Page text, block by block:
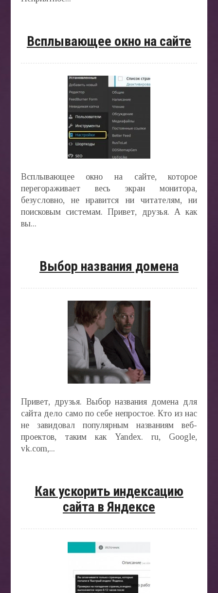
Всплывающее окно на сайте
Всплывающее окно на сайте, которое
перегораживает весь экран монитора,
безусловно, не нравится ни читателям, ни
поисковым системам. Привет, друзья. А как
вы...
Выбор названия домена
Привет, друзья. Выбор названия домена для
сайта дело само по себе непростое. Кто из нас
не завидовал популярным названиям веб-
проектов, таким как Yandex. ru, Google,
vk.com,...
Как ускорить индексацию
сайта в Яндексе